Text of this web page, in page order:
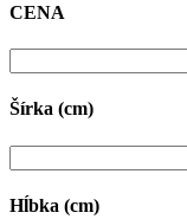
CENA
Šírka (cm)
Hĺbka (cm)